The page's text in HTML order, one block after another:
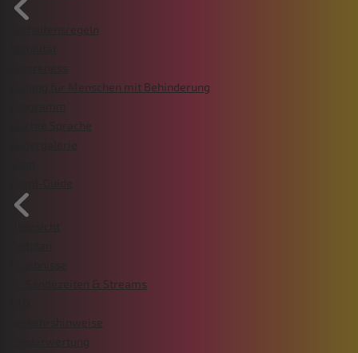
Verhaltensregeln
Zugang für Menschen mit Behinderung
Leichte Sprache
Bildergalerie
TV Sendezeiten & Streams
Verkehrshinweise
Länderwertung